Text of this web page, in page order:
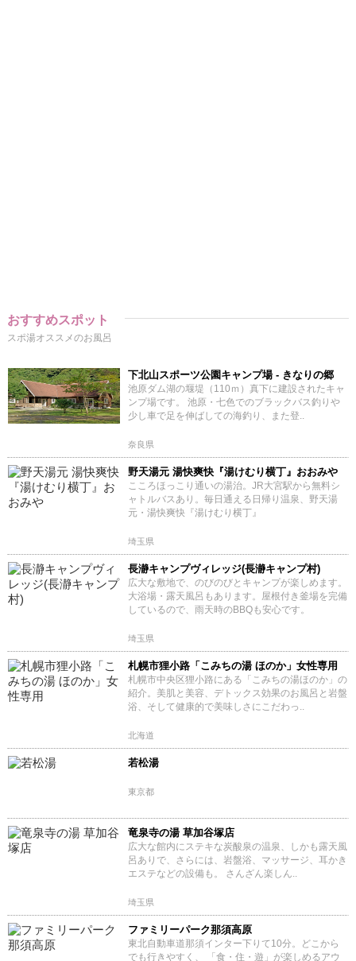
おすすめスポット
スポ湯オススメのお風呂
下北山スポーツ公園キャンプ場 - きなりの郷
池原ダム湖の堰堤（110ｍ）真下に建設されたキャ
ンプ場です。 池原・七色でのブラックバス釣りや
少し車で足を伸ばしての海釣り、また登..
奈良県
野天湯元 湯快爽快『湯けむり横丁』おおみや
こころほっこり通いの湯治。JR大宮駅から無料シ
ャトルバスあり。毎日通える日帰り温泉、野天湯
元・湯快爽快『湯けむり横丁』
埼玉県
長瀞キャンプヴィレッジ(長瀞キャンプ村)
広大な敷地で、のびのびとキャンプが楽しめます。
大浴場・露天風呂もあります。屋根付き釜場を完備
しているので、雨天時のBBQも安心です。
埼玉県
札幌市狸小路「こみちの湯 ほのか」女性専用
札幌市中央区狸小路にある「こみちの湯ほのか」の
紹介。美肌と美容、デトックス効果のお風呂と岩盤
浴、そして健康的で美味しさにこだわっ..
北海道
若松湯
東京都
竜泉寺の湯 草加谷塚店
広大な館内にステキな炭酸泉の温泉、しかも露天風
呂ありで、さらには、岩盤浴、マッサージ、耳かき
エステなどの設備も。 さんざん楽しん..
埼玉県
ファミリーパーク那須高原
東北自動車道那須インター下りて10分。どこから
でも行きやすく、 「食・住・遊」が楽しめるアウ